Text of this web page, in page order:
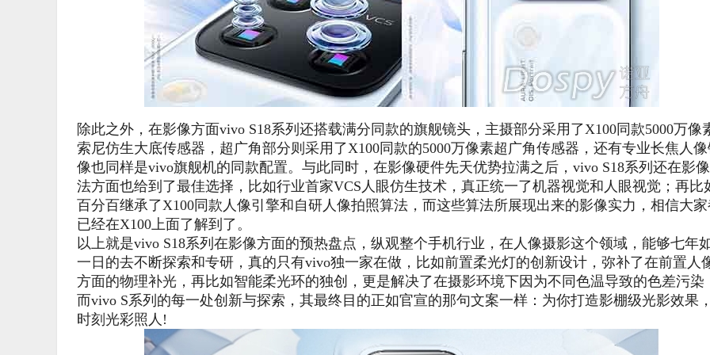
除此之外，在影像方面vivo S18系列还搭载满分同款的旗舰镜头，主摄部分采用了X100同款5000万像
索尼仿生大底传感器，超广角部分则采用了X100同款的5000万像素超广角传感器，还有专业长焦人
像也同样是vivo旗舰机的同款配置。与此同时，在影像硬件先天优势拉满之后，vivo S18系列还在影
法方面也给到了最佳选择，比如行业首家VCS人眼仿生技术，真正统一了机器视觉和人眼视觉；再比
百分百继承了X100同款人像引擎和自研人像拍照算法，而这些算法所展现出来的影像实力，相信大
已经在X100上面了解到了。
以上就是vivo S18系列在影像方面的预热盘点，纵观整个手机行业，在人像摄影这个领域，能够七年
一日的去不断探索和专研，真的只有vivo独一家在做，比如前置柔光灯的创新设计，弥补了在前置人
方面的物理补光，再比如智能柔光环的独创，更是解决了在摄影环境下因为不同色温导致的色差污染
而vivo S系列的每一处创新与探索，其最终目的正如官宣的那句文案一样：为你打造影棚级光影效果，
时刻光彩照人!